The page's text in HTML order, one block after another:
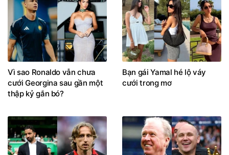
Vì sao Ronaldo vẫn chưa
cưới Georgina sau gần một
thập kỷ gắn bó?
Bạn gái Yamal hé lộ váy
cưới trong mơ